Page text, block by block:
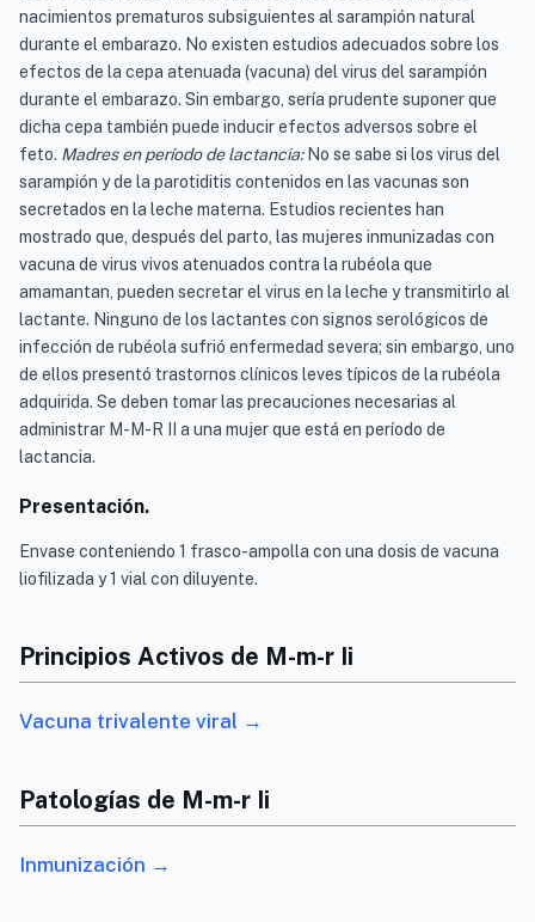
nacimientos prematuros subsiguientes al sarampión natural
durante el embarazo. No existen estudios adecuados sobre los
efectos de la cepa atenuada (vacuna) del virus del sarampión
durante el embarazo. Sin embargo, sería prudente suponer que
dicha cepa también puede inducir efectos adversos sobre el
feto. Madres en período de lactancia: No se sabe si los virus del
sarampión y de la parotiditis contenidos en las vacunas son
secretados en la leche materna. Estudios recientes han
mostrado que, después del parto, las mujeres inmunizadas con
vacuna de virus vivos atenuados contra la rubéola que
amamantan, pueden secretar el virus en la leche y transmitirlo al
lactante. Ninguno de los lactantes con signos serológicos de
infección de rubéola sufrió enfermedad severa; sin embargo, uno
de ellos presentó trastornos clínicos leves típicos de la rubéola
adquirida. Se deben tomar las precauciones necesarias al
administrar M-M-R II a una mujer que está en período de
lactancia.
Presentación.
Envase conteniendo 1 frasco-ampolla con una dosis de vacuna
liofilizada y 1 vial con diluyente.
Principios Activos de M-m-r Ii
Vacuna trivalente viral →
Patologías de M-m-r Ii
Inmunización →